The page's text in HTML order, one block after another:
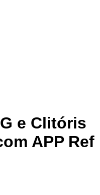
e Clitóris
APP Ref